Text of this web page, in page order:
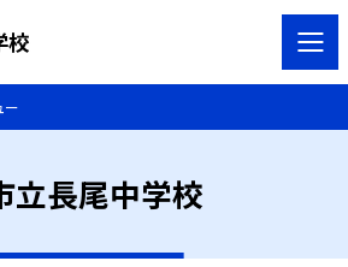
校
ー
立長尾中学校